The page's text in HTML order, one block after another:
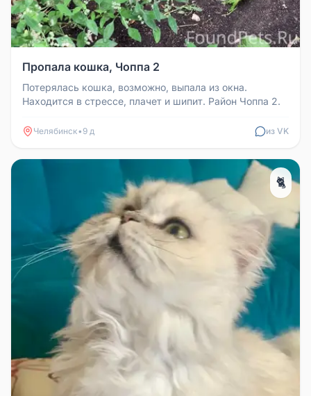
Пропала кошка, Чоппа 2
Потерялась кошка, возможно, выпала из окна.
Находится в стрессе, плачет и шипит. Район Чоппа 2.
Челябинск• 9 д из VK
🐈